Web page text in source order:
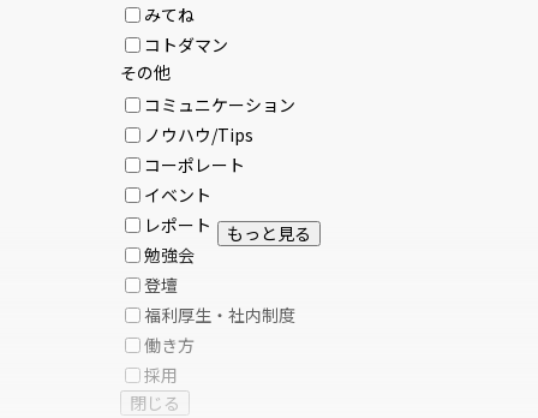
みてね
コトダマン
その他
コミュニケーション
ノウハウ/Tips
コーポレート
イベント
レポート
勉強会
登壇
福利厚生・社内制度
働き方
採用
閉じる
もっと見る